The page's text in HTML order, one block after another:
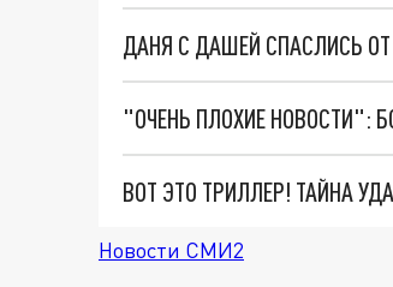
ДАНЯ С ДАШЕЙ СПАСЛИСЬ
ВОТ ЭТО ТРИЛЛЕР! ТАЙНА
Новости СМИ2